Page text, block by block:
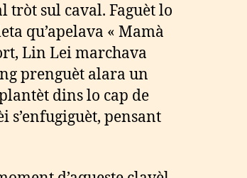
tròt sul caval. Faguèt lo
qu’apelava « Mamà
Lin Lei marchava
prenguèt alara un
dins lo cap de
s’enfugiguèt, pensant